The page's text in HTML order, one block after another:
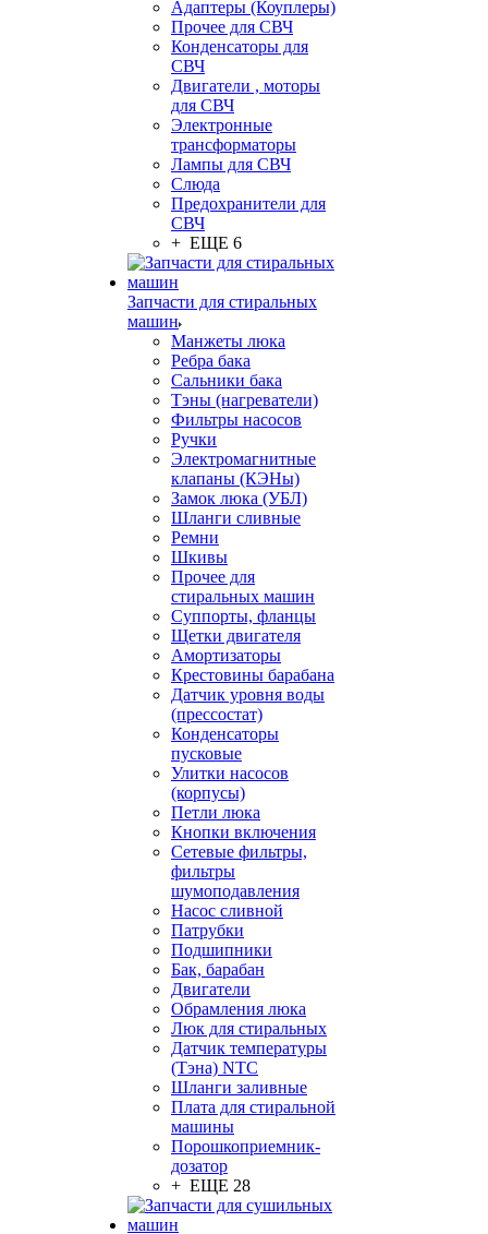
Адаптеры (Коуплеры)
Прочее для СВЧ
Конденсаторы для
СВЧ
Двигатели , моторы
для СВЧ
Электронные
трансформаторы
Лампы для СВЧ
Слюда
Предохранители для
СВЧ
+ ЕЩЕ 6
Запчасти для стиральных
машин
Манжеты люка
Ребра бака
Сальники бака
Тэны (нагреватели)
Фильтры насосов
Ручки
Электромагнитные
клапаны (КЭНы)
Замок люка (УБЛ)
Шланги сливные
Ремни
Шкивы
Прочее для
стиральных машин
Суппорты, фланцы
Щетки двигателя
Амортизаторы
Крестовины барабана
Датчик уровня воды
(прессостат)
Конденсаторы
пусковые
Улитки насосов
(корпусы)
Петли люка
Кнопки включения
Сетевые фильтры,
фильтры
шумоподавления
Насос сливной
Патрубки
Подшипники
Бак, барабан
Двигатели
Обрамления люка
Люк для стиральных
Датчик температуры
(Тэна) NTC
Шланги заливные
Плата для стиральной
машины
Порошкоприемник-
дозатор
+ ЕЩЕ 28